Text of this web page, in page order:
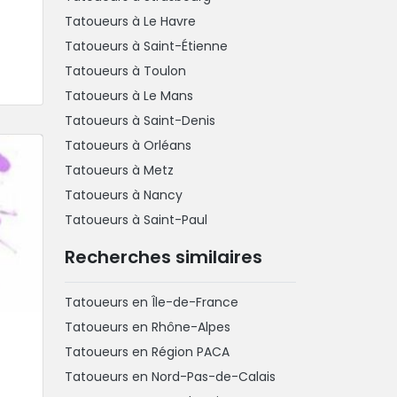
Tatoueurs à Le Havre
Tatoueurs à Saint-Étienne
Tatoueurs à Toulon
Tatoueurs à Le Mans
Tatoueurs à Saint-Denis
Tatoueurs à Orléans
Tatoueurs à Metz
Tatoueurs à Nancy
Tatoueurs à Saint-Paul
Recherches similaires
Tatoueurs en Île-de-France
Tatoueurs en Rhône-Alpes
Tatoueurs en Région PACA
Tatoueurs en Nord-Pas-de-Calais